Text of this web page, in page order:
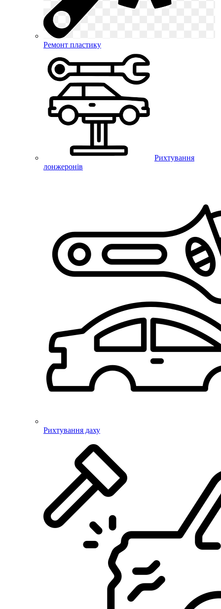
Ремонт пластику
Рихтування
лонжеронів
Рихтування даху